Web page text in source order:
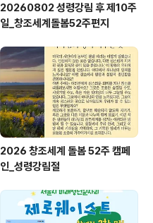
20260802 성령강림 후 제10주
일_창조세계돌봄52주편지
2026 창조세계 돌봄 52주 캠페
인_성령강림절